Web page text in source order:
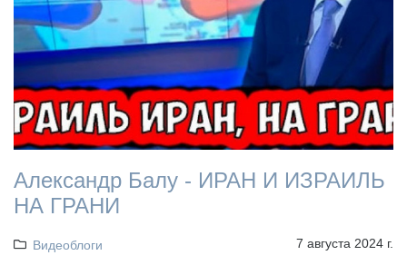
Александр Балу - ИРАН И ИЗРАИЛЬ
НА ГРАНИ
Видеоблоги 7 августа 2024 г.